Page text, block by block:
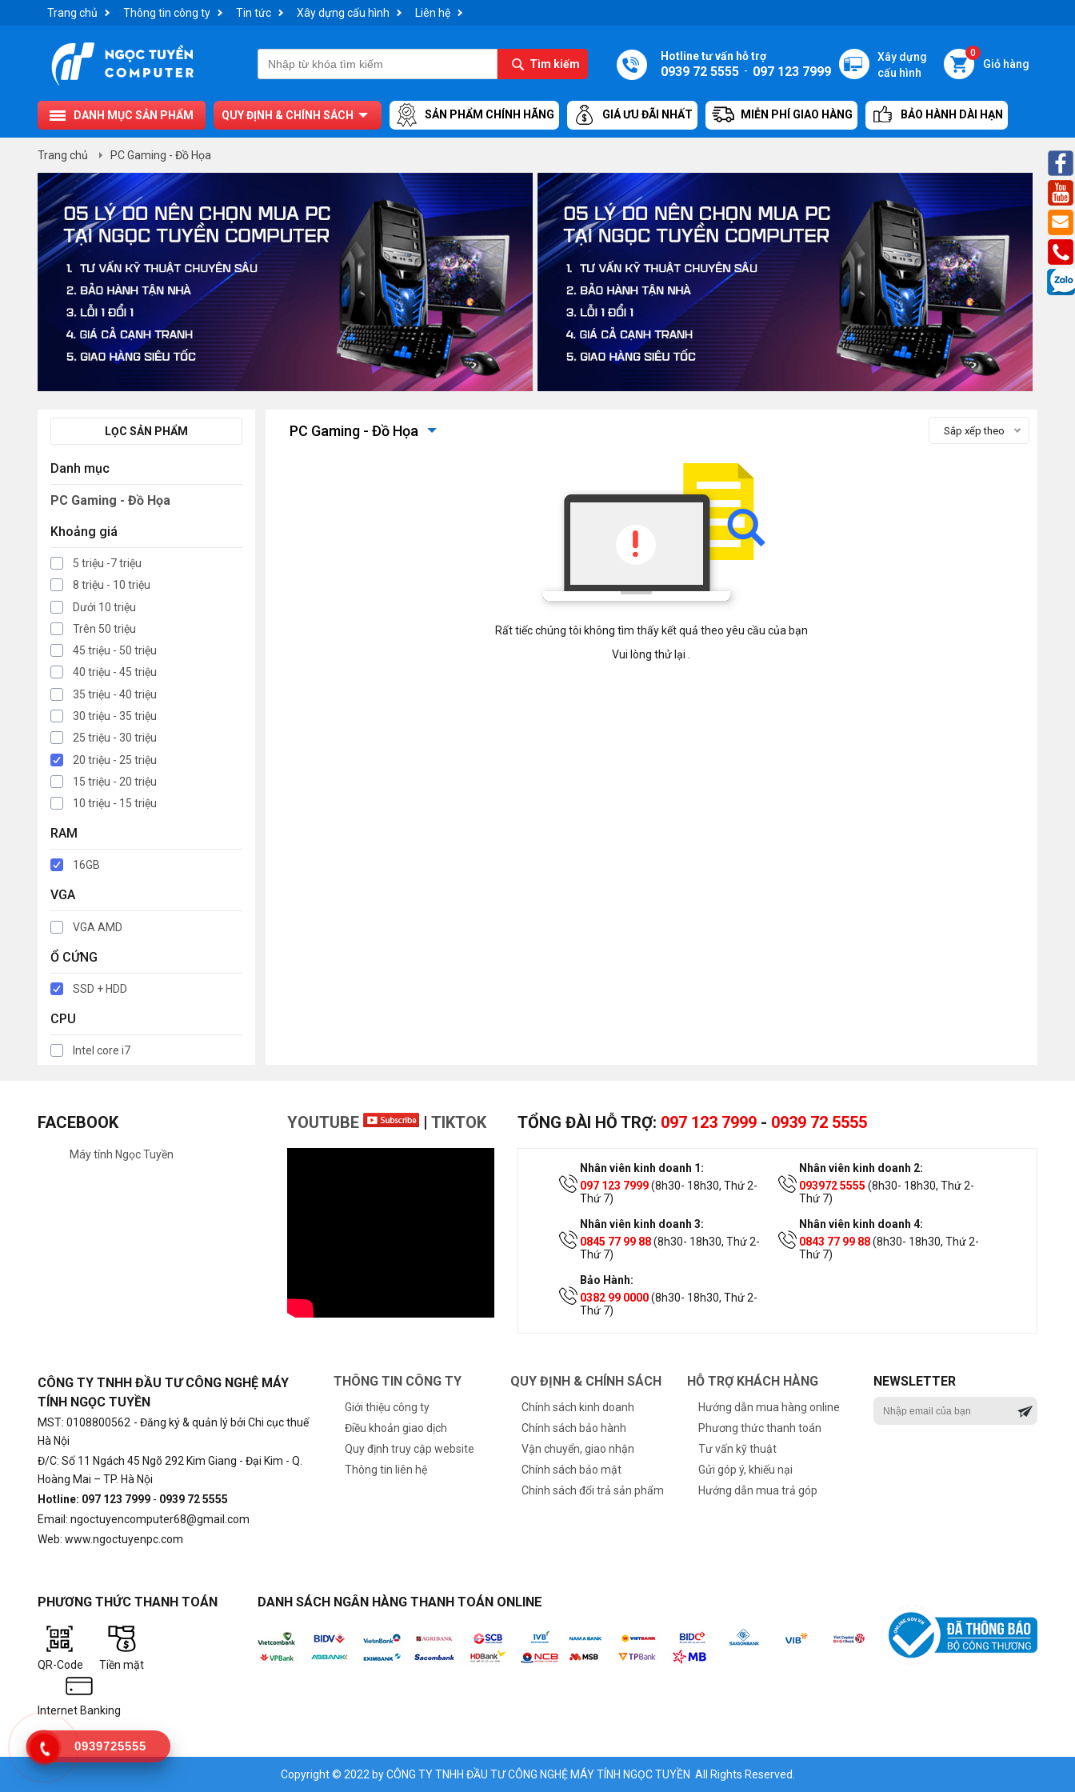
Trang chủ Thông tin công ty Tin tức Xây dựng cấu hình Liên hệ
Tìm kiếm
0
Giỏ hàng
Xây dựng
cấu hình
Hotline tư vấn hỗ trợ
0939 72 5555 - 097 123 7999
DANH MỤC SẢN PHẨM QUY ĐỊNH & CHÍNH SÁCH SẢN PHẨM CHÍNH HÃNG GIÁ ƯU ĐÃI NHẤT MIỄN PHÍ GIAO HÀNG BẢO HÀNH DÀI HẠN
Trang chủ PC Gaming - Đồ Họa
LỌC SẢN PHẨM
Danh mục
PC Gaming - Đồ Họa
Khoảng giá
5 triệu -7 triệu
8 triệu - 10 triệu
Dưới 10 triệu
Trên 50 triệu
45 triệu - 50 triệu
40 triệu - 45 triệu
35 triệu - 40 triệu
30 triệu - 35 triệu
25 triệu - 30 triệu
20 triệu - 25 triệu
15 triệu - 20 triệu
10 triệu - 15 triệu
RAM
16GB
VGA
VGA AMD
Ổ CỨNG
SSD + HDD
CPU
Intel core i7
PC Gaming - Đồ Họa Sắp xếp theo
Rất tiếc chúng tôi không tìm thấy kết quả theo yêu cầu của bạn
Vui lòng thử lại .
FACEBOOK
Máy tính Ngọc Tuyền
YOUTUBE | TIKTOK TỔNG ĐÀI HỖ TRỢ: 097 123 7999 - 0939 72 5555
Nhân viên kinh doanh 1:
097 123 7999(8h30- 18h30, Thứ 2-
Thứ 7)
Nhân viên kinh doanh 2:
093972 5555 (8h30- 18h30, Thứ 2-
Thứ 7)
Nhân viên kinh doanh 3:
0845 77 99 88(8h30- 18h30, Thứ 2-
Thứ 7)
Nhân viên kinh doanh 4:
0843 77 99 88(8h30- 18h30, Thứ 2-
Thứ 7)
Bảo Hành:
0382 99 0000(8h30- 18h30, Thứ 2-
Thứ 7)
CÔNG TY TNHH ĐẦU TƯ CÔNG NGHỆ MÁY
TÍNH NGỌC TUYỀN
MST: 0108800562 - Đăng ký & quản lý bởi Chi cục thuế
Hà Nội
Đ/C: Số 11 Ngách 45 Ngõ 292 Kim Giang - Đại Kim - Q.
Hoàng Mai – TP. Hà Nội
Hotline: 097 123 7999 - 0939 72 5555
Email: ngoctuyencomputer68@gmail.com
Web: www.ngoctuyenpc.com
THÔNG TIN CÔNG TY
Giới thiệu công ty
Điều khoản giao dịch
Quy định truy cập website
Thông tin liên hệ
QUY ĐỊNH & CHÍNH SÁCH
Chính sách kinh doanh
Chính sách bảo hành
Vận chuyển, giao nhận
Chính sách bảo mật
Chính sách đổi trả sản phẩm
HỖ TRỢ KHÁCH HÀNG
Hướng dẫn mua hàng online
Phương thức thanh toán
Tư vấn kỹ thuật
Gửi góp ý, khiếu nại
Hướng dẫn mua trả góp
NEWSLETTER
PHƯƠNG THỨC THANH TOÁN
QR-Code Tiền mặt
Internet Banking
DANH SÁCH NGÂN HÀNG THANH TOÁN ONLINE
Copyright © 2022 by CÔNG TY TNHH ĐẦU TƯ CÔNG NGHỆ MÁY TÍNH NGỌC TUYỀN All Rights Reserved.
0939725555